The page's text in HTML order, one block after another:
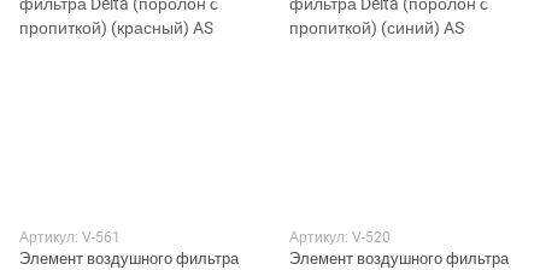
Артикул: V-561
Элемент воздушного фильтра
Артикул: V-520
Элемент воздушного фильтра